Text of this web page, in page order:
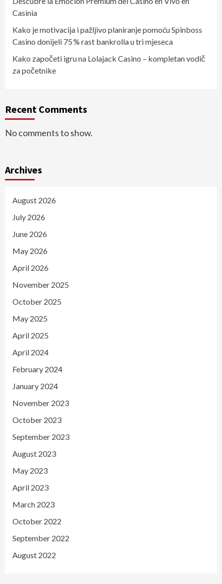
Casinia
Kako je motivacija i pažljivo planiranje pomoću Spinboss
Casino donijeli 75 % rast bankrolla u tri mjeseca
Kako započeti igru na Lolajack Casino – kompletan vodič
za početnike
Recent Comments
No comments to show.
Archives
August 2026
July 2026
June 2026
May 2026
April 2026
November 2025
October 2025
May 2025
April 2025
April 2024
February 2024
January 2024
November 2023
October 2023
September 2023
August 2023
May 2023
April 2023
March 2023
October 2022
September 2022
August 2022